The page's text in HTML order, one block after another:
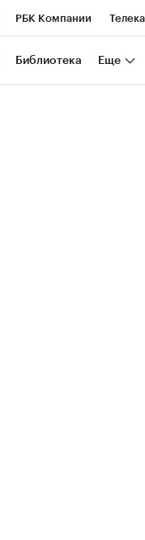
РБК Компании
Национальные проекты
Библиотека Еще